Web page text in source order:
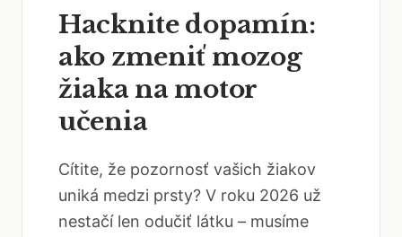
Hacknite dopamín:
ako zmeniť mozog
žiaka na motor
učenia
Cítite, že pozornosť vašich žiakov
uniká medzi prsty? V roku 2026 už
nestačí len odučiť látku – musíme